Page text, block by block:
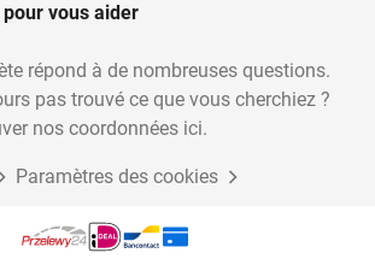
Flippers
vous aider
répond à de nombreuses questions.
pas trouvé ce que vous cherchiez ?
nos coordonnées ici.
Paramètres des cookies